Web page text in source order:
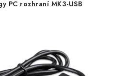
PC rozhraní MK3-USB